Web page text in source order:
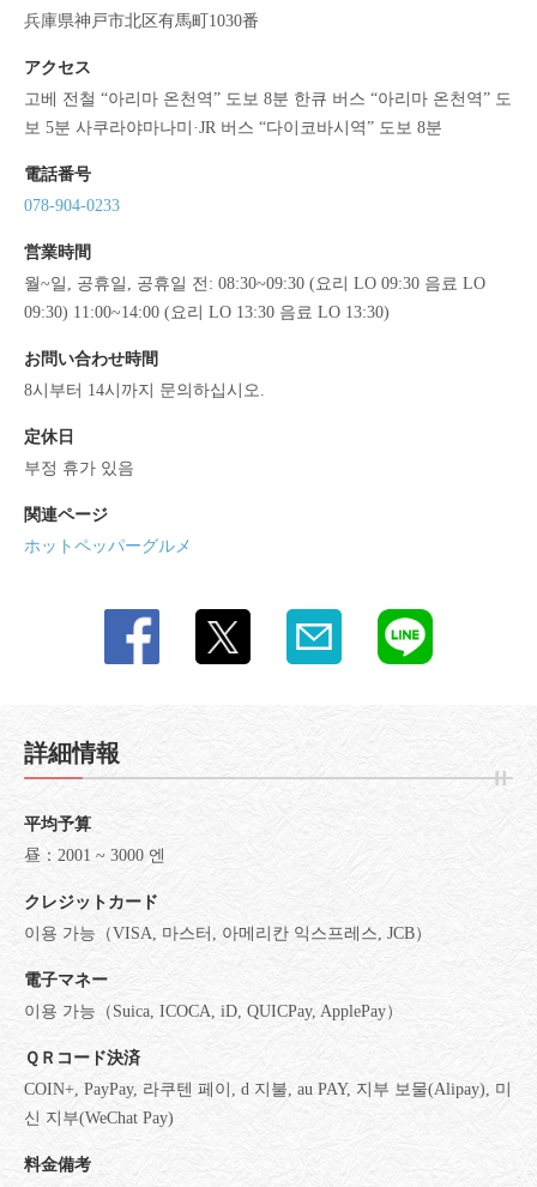
兵庫県神戸市北区有馬町1030番
アクセス
고베 전철 “아리마 온천역” 도보 8분 한큐 버스 “아리마 온천역” 도
보 5분 사쿠라야마나미·JR 버스 “다이코바시역” 도보 8분
電話番号
078-904-0233
営業時間
월~일, 공휴일, 공휴일 전: 08:30~09:30 (요리 LO 09:30 음료 LO
09:30) 11:00~14:00 (요리 LO 13:30 음료 LO 13:30)
お問い合わせ時間
8시부터 14시까지 문의하십시오.
定休日
부정 휴가 있음
関連ページ
ホットペッパーグルメ
詳細情報
平均予算
昼：2001 ~ 3000 엔
クレジットカード
이용 가능（VISA, 마스터, 아메리칸 익스프레스, JCB）
電子マネー
이용 가능（Suica, ICOCA, iD, QUICPay, ApplePay）
ＱＲコード決済
COIN+, PayPay, 라쿠텐 페이, d 지불, au PAY, 지부 보물(Alipay), 미
신 지부(WeChat Pay)
料金備考